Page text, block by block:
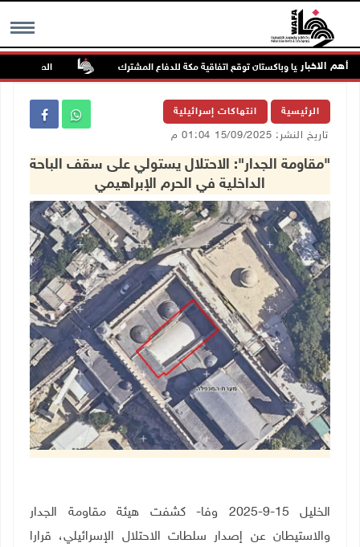
MENU أهم الاخبار
وتركيا وباكستان توقع اتفاقية مكة للدفاع المشترك الطقس: أجواء
الرئيسية انتهاكات إسرائيلية
تاريخ النشر: 15/09/2025 01:04 م
"مقاومة الجدار": الاحتلال يستولي على سقف الباحة
الداخلية في الحرم الإبراهيمي
الخليل 15-9-2025 وفا- كشفت هيئة مقاومة الجدار
والاستيطان عن إصدار سلطات الاحتلال الإسرائيلي، قرارا